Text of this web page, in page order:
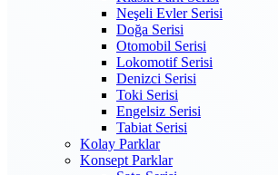
Neşeli Evler Serisi
Doğa Serisi
Otomobil Serisi
Lokomotif Serisi
Denizci Serisi
Toki Serisi
Engelsiz Serisi
Tabiat Serisi
Kolay Parklar
Konsept Parklar